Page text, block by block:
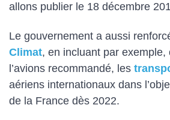
allons publier le 18 décembre
Le gouvernement a aussi
Climat, en incluant par exemple,
l’avions recommandé, les
aériens internationaux dans
de la France dès 2022.